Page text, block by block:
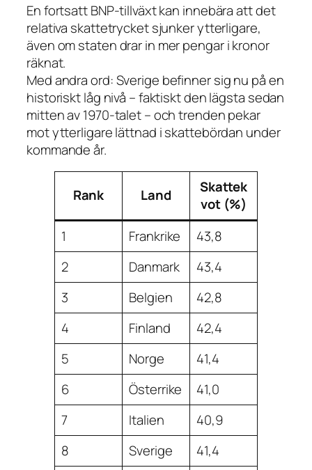
En fortsatt BNP-tillväxt kan innebära att det
relativa skattetrycket sjunker ytterligare,
även om staten drar in mer pengar i kronor
räknat.
Med andra ord: Sverige befinner sig nu på en
historiskt låg nivå – faktiskt den lägsta sedan
mitten av 1970-talet – och trenden pekar
mot ytterligare lättnad i skattebördan under
kommande år.
Rank Land
Skattek
vot (%)
1
Frankrike
43,8
2
Danmark
43,4
3
Belgien
42,8
4
Finland
42,4
5
Norge
41,4
6
Österrike
41,0
7
Italien
40,9
8
Sverige
41,4